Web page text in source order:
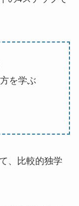
を学ぶ
、比較的独学